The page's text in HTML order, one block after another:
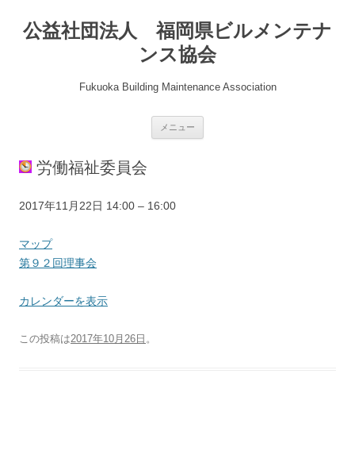
公益社団法人 福岡県ビルメンテナ
ンス協会
Fukuoka Building Maintenance Association
メニュー
労働福祉委員会
第
２
回
事
2017年11月22日 14:00 – 16:00
マップ県
協
会
室
第９２回理事会
カレンダーを表示
この投稿は2017年10月26日 。